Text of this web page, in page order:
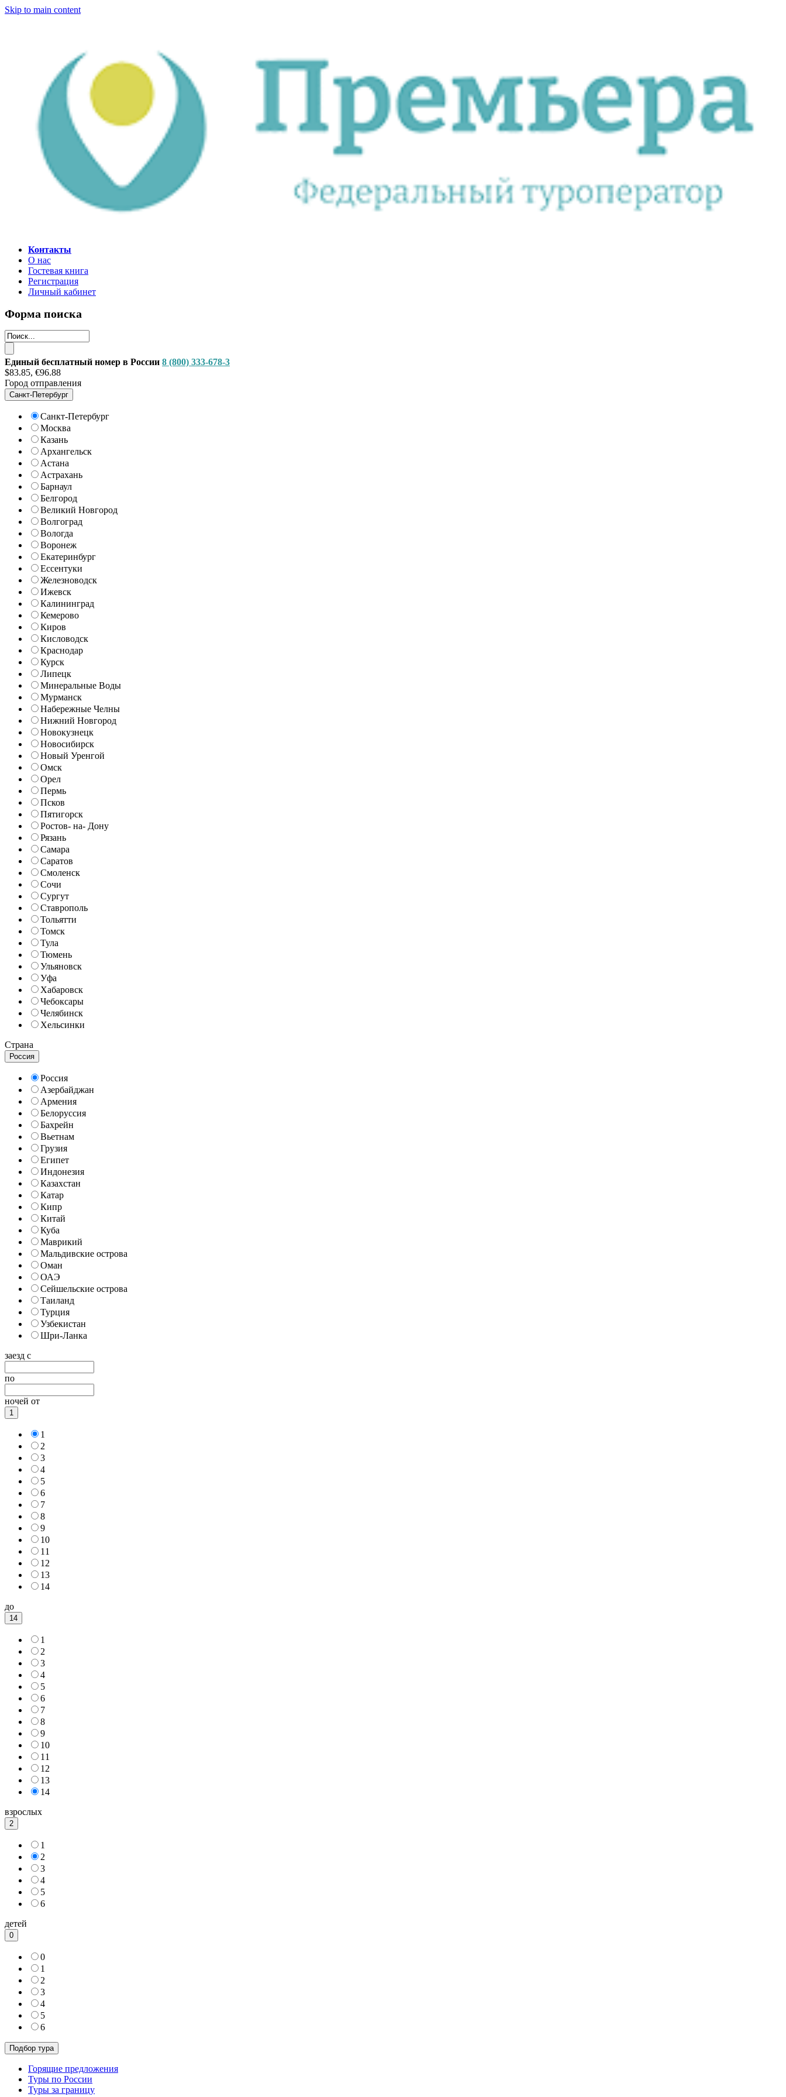
Skip to main content
Контакты
О нас
Гостевая книга
Регистрация
Личный кабинет
Форма поиска
Единый бесплатный номер в России 8 (800) 333-678-3
$83.85, €96.88
Город отправления
Санкт-Петербург
Санкт-Петербург
Москва
Казань
Архангельск
Астана
Астрахань
Барнаул
Белгород
Великий Новгород
Волгоград
Вологда
Воронеж
Екатеринбург
Ессентуки
Железноводск
Ижевск
Калининград
Кемерово
Киров
Кисловодск
Краснодар
Курск
Липецк
Минеральные Воды
Мурманск
Набережные Челны
Нижний Новгород
Новокузнецк
Новосибирск
Новый Уренгой
Омск
Орел
Пермь
Псков
Пятигорск
Ростов- на- Дону
Рязань
Самара
Саратов
Смоленск
Сочи
Сургут
Ставрополь
Тольятти
Томск
Тула
Тюмень
Ульяновск
Уфа
Хабаровск
Чебоксары
Челябинск
Хельсинки
Страна
Россия
Россия
Азербайджан
Армения
Белоруссия
Бахрейн
Вьетнам
Грузия
Египет
Индонезия
Казахстан
Катар
Кипр
Китай
Куба
Маврикий
Мальдивские острова
Оман
ОАЭ
Сейшельские острова
Таиланд
Турция
Узбекистан
Шри-Ланка
заезд с
по
ночей от
1
1
2
3
4
5
6
7
8
9
10
11
12
13
14
до
14
1
2
3
4
5
6
7
8
9
10
11
12
13
14
взрослых
2
1
2
3
4
5
6
детей
0
0
1
2
3
4
5
6
Горящие предложения
Туры по России
Туры за границу